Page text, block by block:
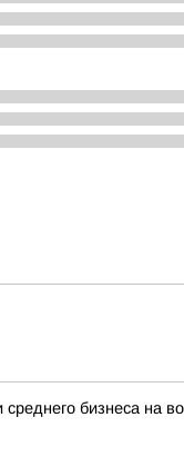
бизнеса на